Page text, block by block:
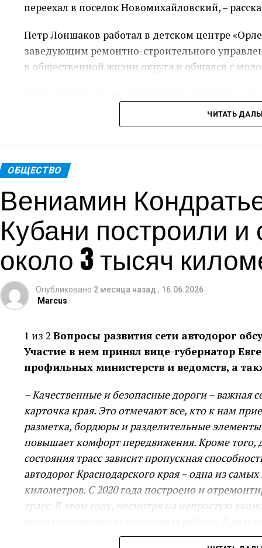
переехал в поселок Новомихайловский, –
Петр Лоншаков работал в детском центре
заведующим ремонтно-строительного
в общественной жизни округа и общался с
Пресс-
Теги: Губернатор
ЧИТАТЬ
ОБЩЕСТВО
Вениамин
Кубани построили
около 3 тысяч
Опубликовано 2 месяца назад , 16.06.2026
Marcus
1 из 2 Вопросы развития сети автодорог
Участие в нем принял вице-губернатор
профильных министерств и ведомств, а
– Качественные и безопасные дороги – важная
карточка края. Это отмечают все, кто к нам
разметка, бордюры и разделительные
повышает комфорт передвижения. Кроме того,
состояния трасс зависит пропускная
автодорог Краснодарского края – одна из
километров. С 2020 года построено и
трасс. В этом году, несмотря на непростую
строительство и реконструкцию: в планах –